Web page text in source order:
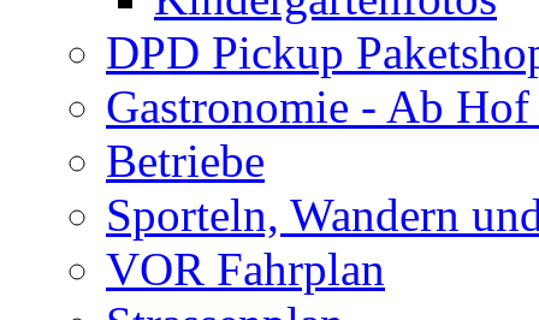
DPD Pickup
Gastronomie - Ab
Betriebe
Sporteln, Wandern
VOR Fahrplan